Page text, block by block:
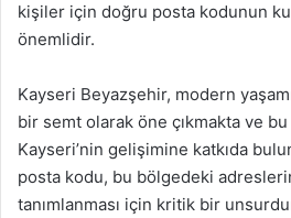
kişiler için doğru posta kodunun
önemlidir.
Kayseri Beyazşehir, modern
bir semt olarak öne çıkmakta ve
Kayseri’nin gelişimine katkıda
posta kodu, bu bölgedeki
tanımlanması için kritik bir